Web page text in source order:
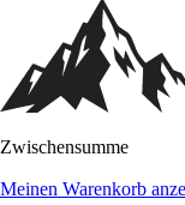
Zwischensumme
Meinen Warenkorb